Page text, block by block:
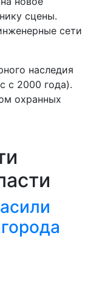
сцены.
сети
наследия
с 2000 года).
охранных